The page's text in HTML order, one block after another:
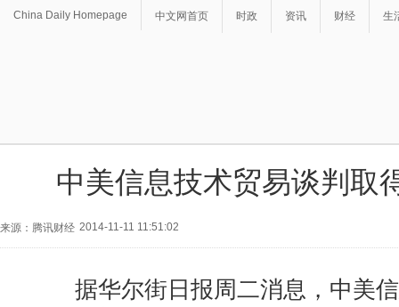
China Daily Homepage 中文网首页 时政 资讯 财经 生
中美信息技术贸易谈判取
来源：腾讯财经 2014-11-11 11:51:02
据华尔街日报周二消息，中美信